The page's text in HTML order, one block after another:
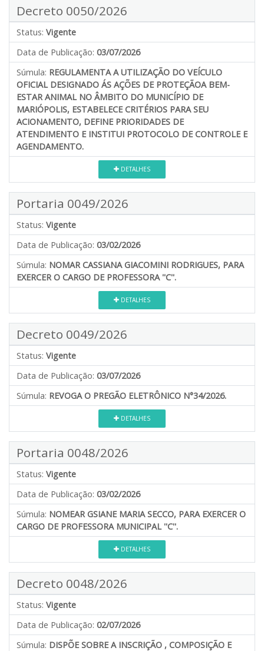
Decreto 0050/2026
Status: Vigente
Data de Publicação: 03/07/2026
Súmula: REGULAMENTA A UTILIZAÇÃO DO VEÍCULO
OFICIAL DESIGNADO ÁS AÇÕES DE PROTEÇÃOA BEM-
ESTAR ANIMAL NO ÂMBITO DO MUNICÍPIO DE
MARIÓPOLIS, ESTABELECE CRITÉRIOS PARA SEU
ACIONAMENTO, DEFINE PRIORIDADES DE
ATENDIMENTO E INSTITUI PROTOCOLO DE CONTROLE E
AGENDAMENTO.
DETALHES
Portaria 0049/2026
Status: Vigente
Data de Publicação: 03/02/2026
Súmula: NOMAR CASSIANA GIACOMINI RODRIGUES, PARA
EXERCER O CARGO DE PROFESSORA ''C''.
DETALHES
Decreto 0049/2026
Status: Vigente
Data de Publicação: 03/07/2026
Súmula: REVOGA O PREGÃO ELETRÔNICO N°34/2026.
DETALHES
Portaria 0048/2026
Status: Vigente
Data de Publicação: 03/02/2026
Súmula: NOMEAR GSIANE MARIA SECCO, PARA EXERCER O
CARGO DE PROFESSORA MUNICIPAL ''C''.
DETALHES
Decreto 0048/2026
Status: Vigente
Data de Publicação: 02/07/2026
Súmula: DISPÕE SOBRE A INSCRIÇÃO , COMPOSIÇÃO E